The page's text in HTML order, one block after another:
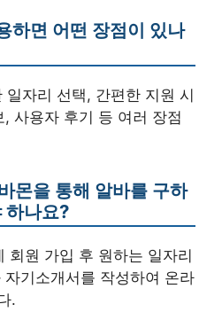
하면 어떤 장점이 있나
일자리 선택, 간편한 지원 시
사용자 후기 등 여러 장점
몬을 통해 알바를 구하
하나요?
회원 가입 후 원하는 일자리
기소개서를 작성하여 온라
.